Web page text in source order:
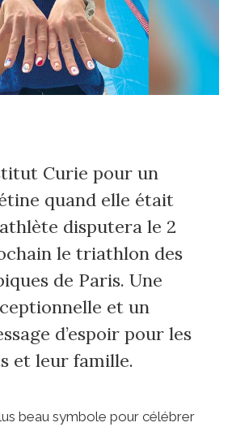
Curie pour un
quand elle était
disputera le 2
le triathlon des
de Paris. Une
et un
d’espoir pour les
et leur famille.
beau symbole pour célébrer